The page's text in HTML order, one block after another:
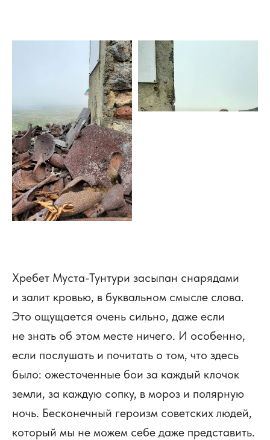
Хребет Муста-Тунтури засыпан снарядами
и залит кровью, в буквальном смысле слова.
Это ощущается очень сильно, даже если
не знать об этом месте ничего. И особенно,
если послушать и почитать о том, что здесь
было: ожесточенные бои за каждый клочок
земли, за каждую сопку, в мороз и полярную
ночь. Бесконечный героизм советских людей,
который мы не можем себе даже представить.